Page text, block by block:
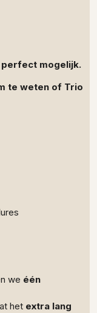
perfect mogelijk.
te weten of Trio
we één
het extra lang